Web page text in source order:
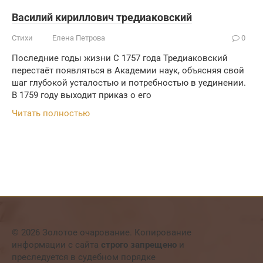
Василий кириллович тредиаковский
Стихи Елена Петрова 0
Последние годы жизни С 1757 года Тредиаковский
перестаёт появляться в Академии наук, объясняя свой
шаг глубокой усталостью и потребностью в уединении.
В 1759 году выходит приказ о его
Читать полностью
© 2026 Золотое очарование. Копирование
информации с сайта строго запрещено и
преследуется в судебном порядке